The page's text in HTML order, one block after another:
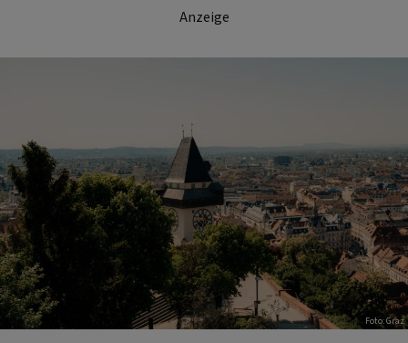
Anzeige
Foto: Graz